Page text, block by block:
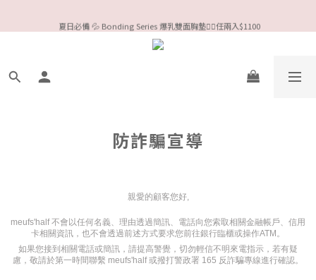
夏日必備 💦 Bonding Series 爆乳雙面胸墊❤️‍🔥任兩入$1100
今夏限定Meufs泳衣工作坊 🥳 手做妳獨一無二的Bikini👙
防詐騙宣導
親愛的顧客您好,
meufs'half不會以任何名義、理由透過簡訊、電話向您索取相關金融帳戶、信用
卡相關資訊，也不會透過前述方式要求您前往銀行臨櫃或操作ATM。
如果您接到相關電話或簡訊，請提高警覺，切勿輕信不明來電指示，若有疑
慮，敬請於第一時間聯繫 meufs'half或撥打警政署 165 反詐騙專線進行確認。